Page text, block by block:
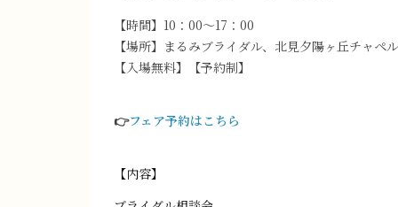
【時間】10：00～17：00
【場所】まるみブライダル、北見夕陽ヶ丘チャペル
【入場無料】【予約制】
👉フェア予約はこちら
【内容】